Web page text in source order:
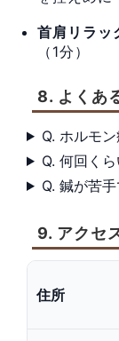
首肩リラッ
（1分）
8. よくあ
Q. ホルモ
Q. 何回く
Q. 鍼が苦手
9. アクセ
住所